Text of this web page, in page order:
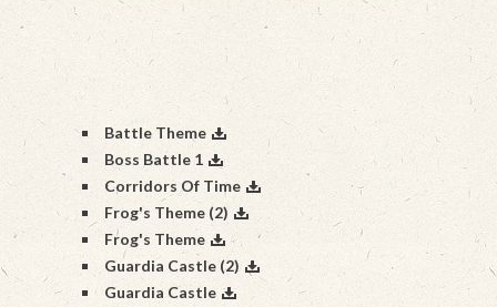
Battle Theme
Boss Battle 1
Corridors Of Time
Frog's Theme (2)
Frog's Theme
Guardia Castle (2)
Guardia Castle